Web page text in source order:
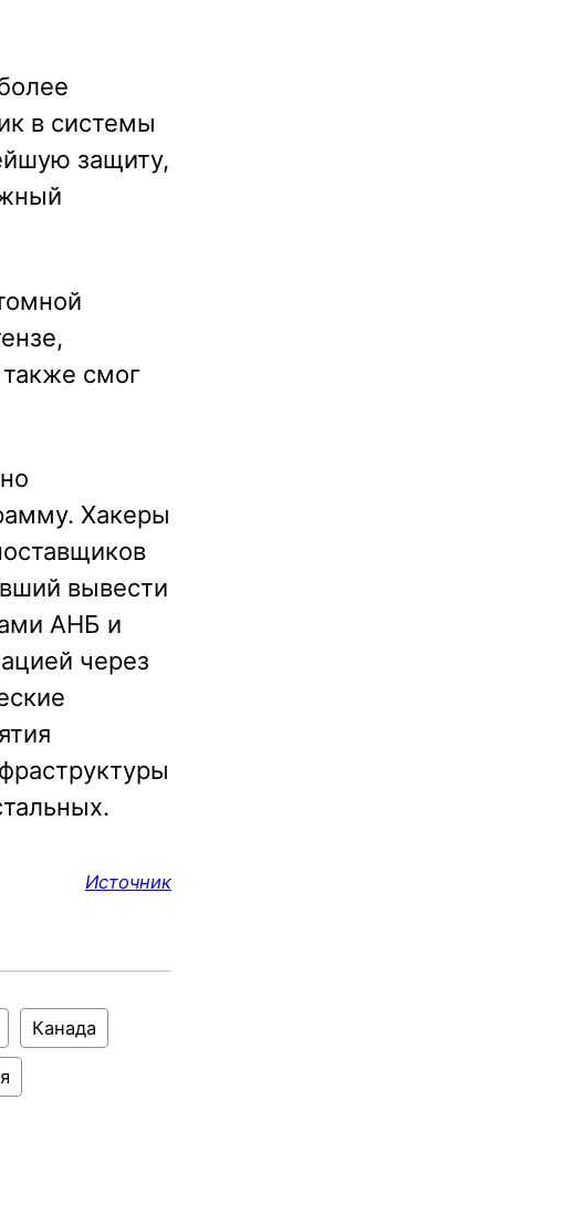
в системы
защиту,
смог
Хакеры
вывести
АНБ и
через
Источник
Канада